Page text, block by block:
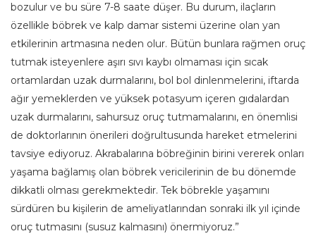
bozulur ve bu süre 7-8 saate düşer. Bu durum, ilaçların
özellikle böbrek ve kalp damar sistemi üzerine olan yan
etkilerinin artmasına neden olur. Bütün bunlara rağmen oruç
tutmak isteyenlere aşırı sıvı kaybı olmaması için sıcak
ortamlardan uzak durmalarını, bol bol dinlenmelerini, iftarda
ağır yemeklerden ve yüksek potasyum içeren gıdalardan
uzak durmalarını, sahursuz oruç tutmamalarını, en önemlisi
de doktorlarının önerileri doğrultusunda hareket etmelerini
tavsiye ediyoruz. Akrabalarına böbreğinin birini vererek onları
yaşama bağlamış olan böbrek vericilerinin de bu dönemde
dikkatli olması gerekmektedir. Tek böbrekle yaşamını
sürdüren bu kişilerin de ameliyatlarından sonraki ilk yıl içinde
oruç tutmasını (susuz kalmasını) önermiyoruz.”